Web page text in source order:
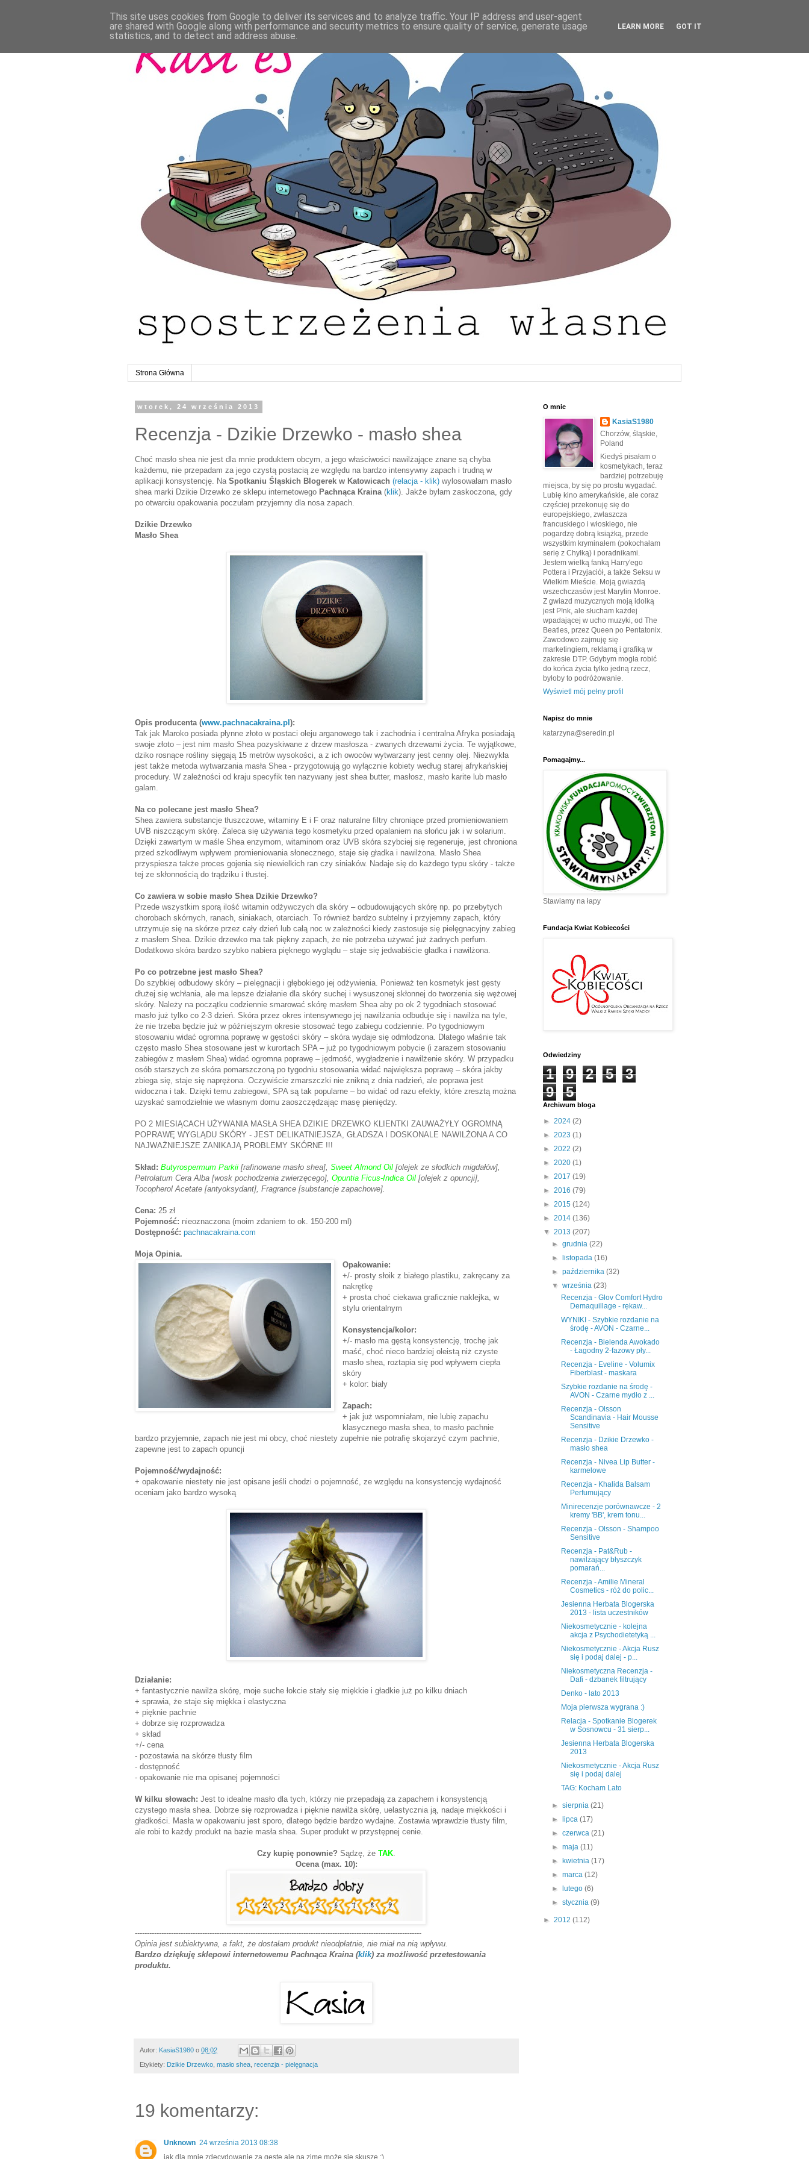
Strona Główna
wtorek, 24 września 2013
Recenzja - Dzikie Drzewko - masło shea
Choć masło shea nie jest dla mnie produktem obcym, a jego właściwości nawilżające znane są chyba
każdemu, nie przepadam za jego czystą postacią ze względu na bardzo intensywny zapach i trudną w
aplikacji konsystencję. Na Spotkaniu Śląskich Blogerek w Katowicach (relacja - klik) wylosowałam masło
shea marki Dzikie Drzewko ze sklepu internetowego Pachnąca Kraina(klik). Jakże byłam zaskoczona, gdy
po otwarciu opakowania poczułam przyjemny dla nosa zapach.
Dzikie Drzewko
Masło Shea
Opis producenta (www.pachnacakraina.pl ):
Tak jak Maroko posiada płynne złoto w postaci oleju arganowego tak i zachodnia i centralna Afryka posiadają
swoje złoto – jest nim masło Shea pozyskiwane z drzew masłosza - zwanych drzewami życia. Te wyjątkowe,
dziko rosnące rośliny sięgają 15 metrów wysokości, a z ich owoców wytwarzany jest cenny olej. Niezwykła
jest także metoda wytwarzania masła Shea - przygotowują go wyłącznie kobiety według starej afrykańskiej
procedury. W zależności od kraju specyfik ten nazywany jest shea butter, masłosz, masło karite lub masło
galam.
Na co polecane jest masło Shea?
Shea zawiera substancje tłuszczowe, witaminy E i F oraz naturalne filtry chroniące przed promieniowaniem
UVB niszczącym skórę. Zaleca się używania tego kosmetyku przed opalaniem na słońcu jak i w solarium.
Dzięki zawartym w maśle Shea enzymom, witaminom oraz UVB skóra szybciej się regeneruje, jest chroniona
przed szkodliwym wpływem promieniowania słonecznego, staje się gładka i nawilżona. Masło Shea
przyspiesza także proces gojenia się niewielkich ran czy siniaków. Nadaje się do każdego typu skóry - także
tej ze skłonnością do trądziku i tłustej.
Co zawiera w sobie masło Shea Dzikie Drzewko?
Przede wszystkim sporą ilość witamin odżywczych dla skóry – odbudowujących skórę np. po przebytych
chorobach skórnych, ranach, siniakach, otarciach. To również bardzo subtelny i przyjemny zapach, który
utrzymuje się na skórze przez cały dzień lub całą noc w zależności kiedy zastosuje się pielęgnacyjny zabieg
z masłem Shea. Dzikie drzewko ma tak piękny zapach, że nie potrzeba używać już żadnych perfum.
Dodatkowo skóra bardzo szybko nabiera pięknego wyglądu – staje się jedwabiście gładka i nawilżona.
Po co potrzebne jest masło Shea?
Do szybkiej odbudowy skóry – pielęgnacji i głębokiego jej odżywienia. Ponieważ ten kosmetyk jest gęsty
dłużej się wchłania, ale ma lepsze działanie dla skóry suchej i wysuszonej skłonnej do tworzenia się wężowej
skóry. Należy na początku codziennie smarować skórę masłem Shea aby po ok 2 tygodniach stosować
masło już tylko co 2-3 dzień. Skóra przez okres intensywnego jej nawilżania odbuduje się i nawilża na tyle,
że nie trzeba będzie już w późniejszym okresie stosować tego zabiegu codziennie. Po tygodniowym
stosowaniu widać ogromna poprawę w gęstości skóry – skóra wydaje się odmłodzona. Dlatego właśnie tak
często masło Shea stosowane jest w kurortach SPA – już po tygodniowym pobycie (i zarazem stosowaniu
zabiegów z masłem Shea) widać ogromna poprawę – jędrność, wygładzenie i nawilżenie skóry. W przypadku
osób starszych ze skóra pomarszczoną po tygodniu stosowania widać największa poprawę – skóra jakby
zbiega się, staje się naprężona. Oczywiście zmarszczki nie znikną z dnia nadzień, ale poprawa jest
widoczna i tak. Dzięki temu zabiegowi, SPA są tak popularne – bo widać od razu efekty, które zresztą można
uzyskać samodzielnie we własnym domu zaoszczędzając masę pieniędzy.
PO 2 MIESIĄCACH UŻYWANIA MASŁA SHEA DZIKIE DRZEWKO KLIENTKI ZAUWAŻYŁY OGROMNĄ
POPRAWĘ WYGLĄDU SKÓRY - JEST DELIKATNIEJSZA, GŁADSZA I DOSKONALE NAWILŻONA A CO
NAJWAŻNIEJSZE ZANIKAJĄ PROBLEMY SKÓRNE !!!
Skład: Butyrospermum Parkii [rafinowane masło shea], Sweet Almond Oil [olejek ze słodkich migdałów],
Petrolatum Cera Alba [wosk pochodzenia zwierzęcego], Opuntia Ficus-Indica Oil [olejek z opuncji],
Tocopherol Acetate [antyoksydant], Fragrance [substancje zapachowe].
Cena: 25 zł
Pojemność: nieoznaczona (moim zdaniem to ok. 150-200 ml)
Dostępność: pachnacakraina.com
Moja Opinia.
Opakowanie:
+/- prosty słoik z białego plastiku, zakręcany za
nakrętkę
+ prosta choć ciekawa graficznie naklejka, w
stylu orientalnym
Konsystencja/kolor:
+/- masło ma gęstą konsystencję, trochę jak
maść, choć nieco bardziej oleistą niż czyste
masło shea, roztapia się pod wpływem ciepła
skóry
+ kolor: biały
Zapach:
+ jak już wspomniałam, nie lubię zapachu
klasycznego masła shea, to masło pachnie
bardzo przyjemnie, zapach nie jest mi obcy, choć niestety zupełnie nie potrafię skojarzyć czym pachnie,
zapewne jest to zapach opuncji
Pojemność/wydajność:
+ opakowanie niestety nie jest opisane jeśli chodzi o pojemność, ze względu na konsystencję wydajność
oceniam jako bardzo wysoką
Działanie:
+ fantastycznie nawilża skórę, moje suche łokcie stały się miękkie i gładkie już po kilku dniach
+ sprawia, że staje się miękka i elastyczna
+ pięknie pachnie
+ dobrze się rozprowadza
+ skład
+/- cena
- pozostawia na skórze tłusty film
- dostępność
- opakowanie nie ma opisanej pojemności
W kilku słowach: Jest to idealne masło dla tych, którzy nie przepadają za zapachem i konsystencją
czystego masła shea. Dobrze się rozprowadza i pięknie nawilża skórę, uelastycznia ją, nadaje miękkości i
gładkości. Masła w opakowaniu jest sporo, dlatego będzie bardzo wydajne. Zostawia wprawdzie tłusty film,
ale robi to każdy produkt na bazie masła shea. Super produkt w przystępnej cenie.
Czy kupię ponownie? Sądzę, że TAK.
Ocena (max. 10):
-----------------------------------------------------------------------------------------------------------------------
Opinia jest subiektywna, a fakt, że dostałam produkt nieodpłatnie, nie miał na nią wpływu.
Bardzo dziękuję sklepowi internetowemu Pachnąca Kraina (klik) za możliwość przetestowania
produktu.
Autor: KasiaS1980 o 08:02
Etykiety: Dzikie Drzewko, masło shea, recenzja - pielęgnacja
19 komentarzy:
Unknown 24 września 2013 08:38
O mnie
KasiaS1980
Chorzów, śląskie,
Poland
Kiedyś pisałam o
kosmetykach, teraz
bardziej potrzebuję
miejsca, by się po prostu wygadać.
Lubię kino amerykańskie, ale coraz
częściej przekonuję się do
europejskiego, zwłaszcza
francuskiego i włoskiego, nie
pogardzę dobrą książką, przede
wszystkim kryminałem (pokochałam
serię z Chyłką) i poradnikami.
Jestem wielką fanką Harry'ego
Pottera i Przyjaciół, a także Seksu w
Wielkim Mieście. Moją gwiazdą
wszechczasów jest Marylin Monroe.
Z gwiazd muzycznych moją idolką
jest P!nk, ale słucham każdej
wpadającej w ucho muzyki, od The
Beatles, przez Queen po Pentatonix.
Zawodowo zajmuję się
marketingiem, reklamą i grafiką w
zakresie DTP. Gdybym mogła robić
do końca życia tylko jedną rzecz,
byłoby to podróżowanie.
Wyświetl mój pełny profil
Napisz do mnie
katarzyna@seredin.pl
Pomagajmy...
Stawiamy na łapy
Fundacja Kwiat Kobiecości
Odwiedziny
1 9 2 5
3
9
5
Archiwum bloga
► 2024 (2)
► 2023 (1)
► 2022 (2)
► 2020 (1)
► 2017 (19)
► 2016 (79)
► 2015 (124)
► 2014 (136)
▼ 2013 (207)
►grudnia(22)
►
listopada(16)
►października(32)
▼września(23)
Recenzja - Glov Comfort Hydro
Demaquillage - rękaw...
WYNIKI - Szybkie rozdanie na
środę - AVON - Czarne...
Recenzja - Bielenda Awokado
- Łagodny 2-fazowy pły...
Recenzja - Eveline - Volumix
Fiberblast - maskara
Szybkie rozdanie na środę -
AVON - Czarne mydło z ...
Recenzja - Olsson
Scandinavia - Hair Mousse
Sensitive
Recenzja - Dzikie Drzewko -
masło shea
Recenzja - Nivea Lip Butter -
karmelowe
Recenzja - Khalida Balsam
Perfumujący
Minirecenzje porównawcze - 2
kremy 'BB', krem tonu...
Recenzja - Olsson - Shampoo
Sensitive
Recenzja - Pat&Rub -
nawilżający błyszczyk
pomarań...
Recenzja - Amilie Mineral
Cosmetics - róż do polic...
Jesienna Herbata Blogerska
2013 - lista uczestników
Niekosmetycznie - kolejna
akcja z Psychodietetyką ...
Niekosmetycznie - Akcja Rusz
się i podaj dalej - p...
Niekosmetyczna Recenzja -
Dafi - dzbanek filtrujący
Denko - lato 2013
Moja pierwsza wygrana :)
Relacja - Spotkanie Blogerek
w Sosnowcu - 31 sierp...
Jesienna Herbata Blogerska
2013
Niekosmetycznie - Akcja Rusz
się i podaj dalej
TAG: Kocham Lato
►sierpnia(21)
►
lipca(17)
►czerwca(21)
►maja(11)
►
kwietnia(17)
►marca(12)
►
lutego(6)
►stycznia(9)
► 2012 (112)
This site uses cookies from Google to deliver its services and to analyze traffic. Your IP address and user-agent
are shared with Google along with performance and security metrics to ensure quality of service, generate usage
statistics, and to detect and address abuse.
LEARN MORE GOT IT